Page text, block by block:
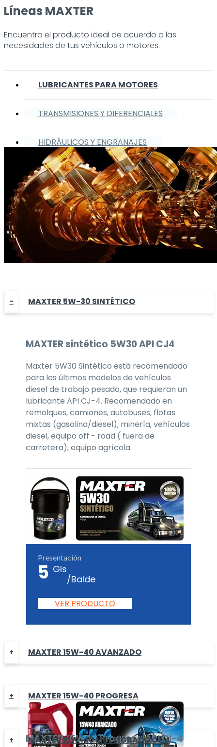
Líneas MAXTER
Encuentra el producto ideal de acuerdo a las
necesidades de tus vehículos o motores.
LUBRICANTES PARA MOTORES
TRANSMISIONES Y DIFERENCIALES
HIDRÁULICOS Y ENGRANAJES
MAXTER 5W-30 SINTÉTICO
MAXTERsintético 5W30API CJ4
Maxter 5W30 Sintético está recomendado
para los últimos modelos de vehículos
diesel de trabajo pesado, que requieran un
lubricante API CJ-4. Recomendado en
remolques, camiones, autobuses, flotas
mixtas (gasolina/diesel), minería, vehículos
diesel, equipo off - road ( fuera de
carretera), equipo agrícola.
Presentación
5 Gls
/Balde
VER PRODUCTO
MAXTER 15W-40 AVANZADO
MAXTER 15W-40 PROGRESA
MAXTER15W40 ProgresaAPI CI-4
MAXTER 15W-40 MULTÍGRADO CI-4